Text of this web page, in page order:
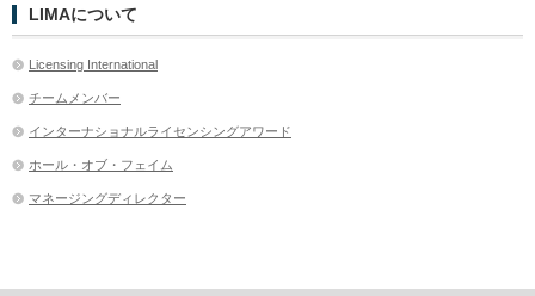
LIMAについて
Licensing International
チームメンバー
インターナショナルライセンシングアワード
ホール・オブ・フェイム
マネージングディレクター